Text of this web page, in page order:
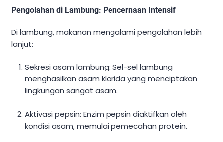
Pengolahan di Lambung: Pencernaan Intensif
Di lambung, makanan mengalami pengolahan lebih
lanjut:
Sekresi asam lambung: Sel-sel lambung
menghasilkan asam klorida yang menciptakan
lingkungan sangat asam.
Aktivasi pepsin: Enzim pepsin diaktifkan oleh
kondisi asam, memulai pemecahan protein.